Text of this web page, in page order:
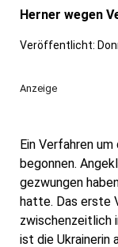
Herner wegen
Veröffentlicht:
Anzeige
Ein Verfahren
begonnen.
gezwungen
hatte. Das erste
zwischenzeitlich
ist die Ukrainerin